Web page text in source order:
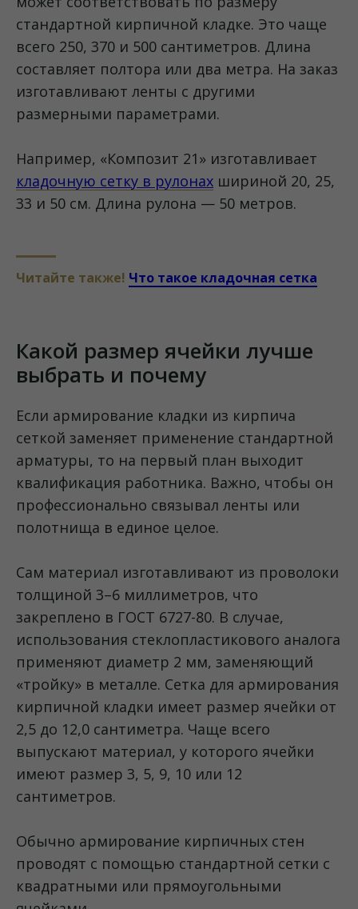
стандартной кирпичной кладке. Это чаще
всего 250, 370 и 500 сантиметров. Длина
составляет полтора или два метра. На заказ
изготавливают ленты с другими
размерными параметрами.
Например, «Композит 21» изготавливает
кладочную сетку в рулонах шириной 20, 25,
33 и 50 см. Длина рулона — 50 метров.
Читайте также! Что такое кладочная сетка
Какой размер ячейки лучше
выбрать и почему
Если армирование кладки из кирпича
сеткой заменяет применение стандартной
арматуры, то на первый план выходит
квалификация работника. Важно, чтобы он
профессионально связывал ленты или
полотнища в единое целое.
Сам материал изготавливают из проволоки
толщиной 3–6 миллиметров, что
закреплено в ГОСТ 6727-80. В случае,
использования стеклопластикового аналога
применяют диаметр 2 мм, заменяющий
«тройку» в металле. Сетка для армирования
кирпичной кладки имеет размер ячейки от
2,5 до 12,0 сантиметра. Чаще всего
выпускают материал, у которого ячейки
имеют размер 3, 5, 9, 10 или 12
сантиметров.
Обычно армирование кирпичных стен
проводят с помощью стандартной сетки с
квадратными или прямоугольными